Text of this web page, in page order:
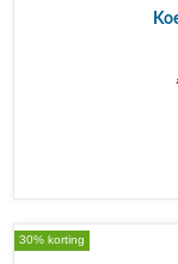
30% korting